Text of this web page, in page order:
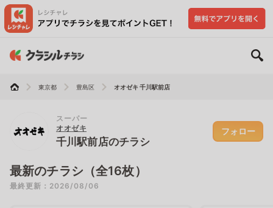
東京都 豊島区 オオゼキ 千川駅前店
スーパー
オオゼキ
千川駅前店のチラシ
フォロー
最新のチラシ（全16枚）
最終更新：2026/08/06